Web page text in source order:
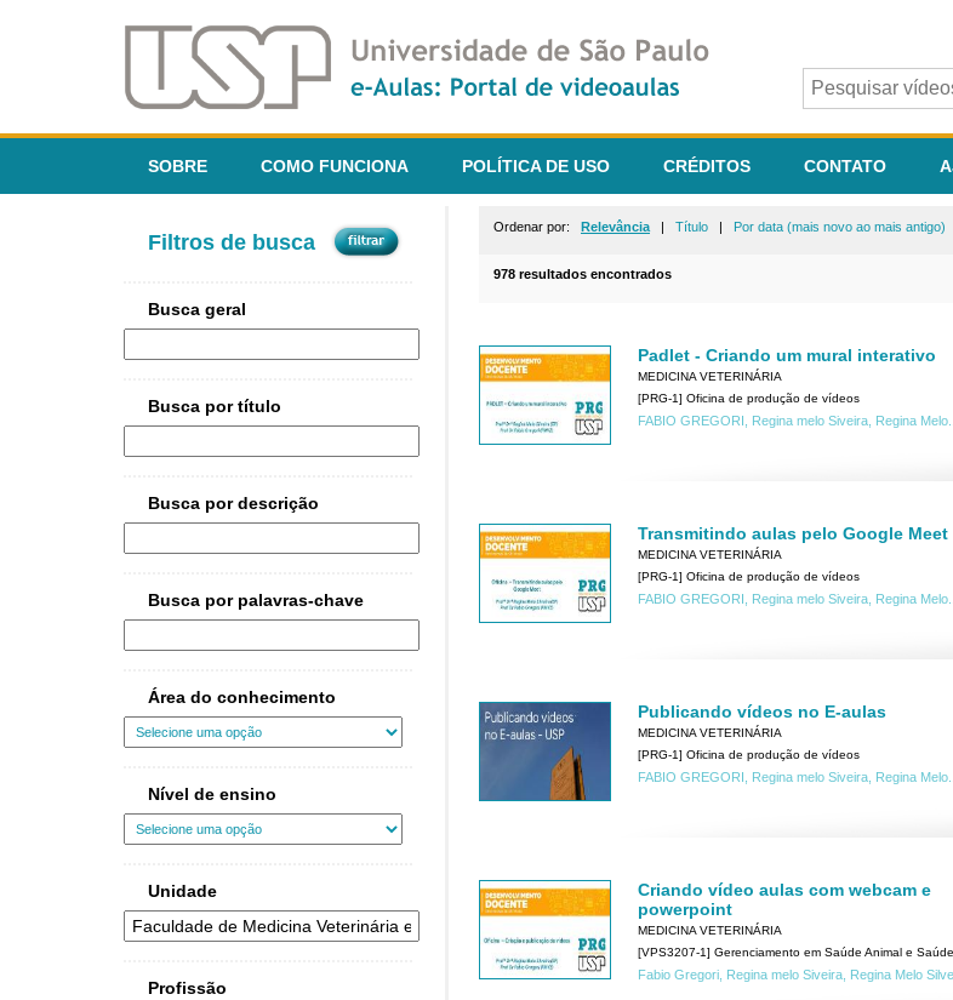
SOBRE COMO FUNCIONA POLÍTICA DE USO CRÉDITOS CONTATO
Filtros de busca
Busca geral
Busca por título
Busca por descrição
Busca por palavras-chave
Área do conhecimento
Nível de ensino
Unidade
Profissão
Ordenar por: Relevância | Título | Por data (mais novo ao mais antigo)
978 resultados encontrados
Padlet - Criando um mural interativo
MEDICINA VETERINÁRIA
[PRG-1] Oficina de produção de vídeos
FABIO GREGORI, Regina melo Siveira, Regina Melo...
Transmitindo aulas pelo Google Meet
MEDICINA VETERINÁRIA
[PRG-1] Oficina de produção de vídeos
FABIO GREGORI, Regina melo Siveira, Regina Melo...
Publicando vídeos no E-aulas
MEDICINA VETERINÁRIA
[PRG-1] Oficina de produção de vídeos
FABIO GREGORI, Regina melo Siveira, Regina Melo...
Criando vídeo aulas com webcam e
powerpoint
MEDICINA VETERINÁRIA
[VPS3207-1] Gerenciamento em Saúde Animal e
Fabio Gregori, Regina melo Siveira, Regina Melo